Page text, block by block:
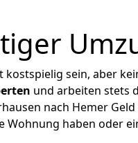
sein, aber
und arbeiten stets
nach Hemer
Wohnung haben oder